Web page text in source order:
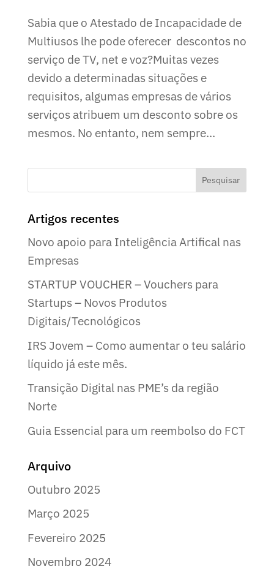
Sabia que o Atestado de Incapacidade de
Multiusos lhe pode oferecer descontos no
serviço de TV, net e voz?Muitas vezes
devido a determinadas situações e
requisitos, algumas empresas de vários
serviços atribuem um desconto sobre os
mesmos. No entanto, nem sempre...
Artigos recentes
Novo apoio para Inteligência Artifical nas
Empresas
STARTUP VOUCHER – Vouchers para
Startups – Novos Produtos
Digitais/Tecnológicos
IRS Jovem – Como aumentar o teu salário
líquido já este mês.
Transição Digital nas PME’s da região
Norte
Guia Essencial para um reembolso do FCT
Arquivo
Outubro 2025
Março 2025
Fevereiro 2025
Novembro 2024